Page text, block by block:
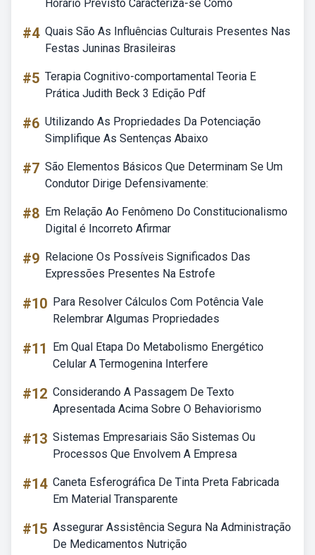
Horário Previsto Caracteriza-se Como
#4 Quais São As Influências Culturais Presentes Nas
Festas Juninas Brasileiras
#5 Terapia Cognitivo-comportamental Teoria E
Prática Judith Beck 3 Edição Pdf
#6 Utilizando As Propriedades Da Potenciação
Simplifique As Sentenças Abaixo
#7 São Elementos Básicos Que Determinam Se Um
Condutor Dirige Defensivamente:
#8 Em Relação Ao Fenômeno Do Constitucionalismo
Digital é Incorreto Afirmar
#9 Relacione Os Possíveis Significados Das
Expressões Presentes Na Estrofe
#10 Para Resolver Cálculos Com Potência Vale
Relembrar Algumas Propriedades
#11
Em Qual Etapa Do Metabolismo Energético
Celular A Termogenina Interfere
#12 Considerando A Passagem De Texto
Apresentada Acima Sobre O Behaviorismo
#13 Sistemas Empresariais São Sistemas Ou
Processos Que Envolvem A Empresa
#14 Caneta Esferográfica De Tinta Preta Fabricada
Em Material Transparente
#15 Assegurar Assistência Segura Na Administração
De Medicamentos Nutrição